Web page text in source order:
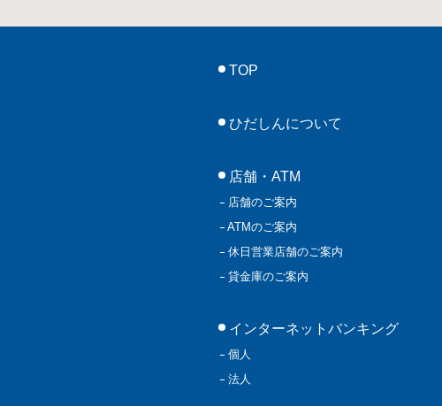
TOP
ひだしんについて
店舗・ATM
店舗のご案内
ATMのご案内
休日営業店舗のご案内
貸金庫のご案内
インターネットバンキング
個人
法人